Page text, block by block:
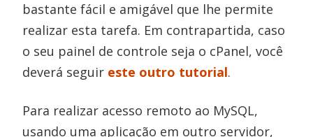
bastante fácil e amigável que lhe permite
realizar esta tarefa. Em contrapartida, caso
o seu painel de controle seja o cPanel, você
deverá seguir este outro tutorial.
Para realizar acesso remoto ao MySQL,
usando uma aplicação em outro servidor,